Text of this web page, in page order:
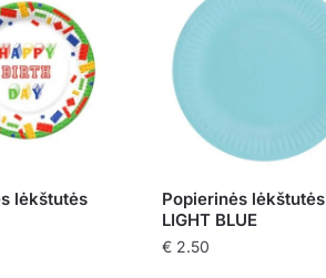
lėkštutės
Popierinės lėkštutės
LIGHT BLUE
€ 2.50